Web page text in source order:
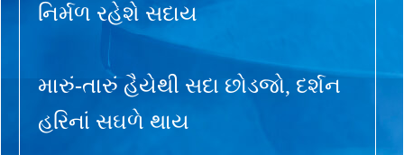
નિર્મળ રહેશે સદાય
મારું-તારું હૈયેથી સદા છોડજો, દર્શન
હરિનાં સઘળે થાય